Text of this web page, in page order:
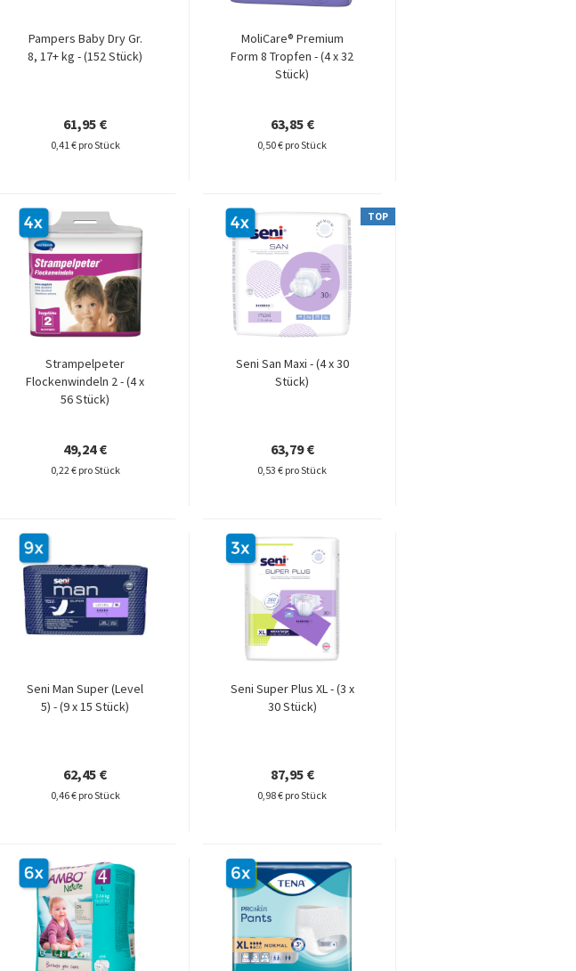
Pampers Baby Dry Gr.
8, 17+ kg - (152 Stück)
61,95 €
0,41 € pro Stück
MoliCare® Premium
Form 8 Tropfen - (4 x 32
Stück)
63,85 €
0,50 € pro Stück
Strampelpeter
Flockenwindeln 2 - (4 x
56 Stück)
49,24 €
0,22 € pro Stück
TOP
Seni San Maxi - (4 x 30
Stück)
63,79 €
0,53 € pro Stück
Seni Man Super (Level
5) - (9 x 15 Stück)
62,45 €
0,46 € pro Stück
Seni Super Plus XL - (3 x
30 Stück)
87,95 €
0,98 € pro Stück